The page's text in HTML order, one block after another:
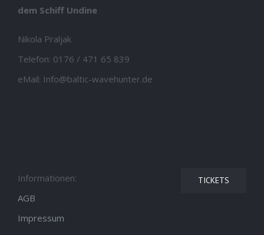
dem Schiff Undine
Nikola Praljak
Telefon: 0176 / 471 65 839
eMail: Info@baltic-wavehunter.de
Informationen: TICKETS
AGB
Impressum